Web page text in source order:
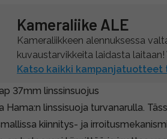
Kameraliike ALE
Kameraliikkeen alennuksessa
kuvaustarvikkeita laidasta laitaan!
Katso kaikki kampanjatuotteet
37mm linssinsuojus
Hama:n linssisuoja turvanarulla.
kiinnitys- ja